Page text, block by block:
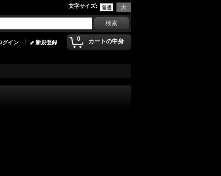
文字サイズ:
0 カートの中身
グイン 新規登録